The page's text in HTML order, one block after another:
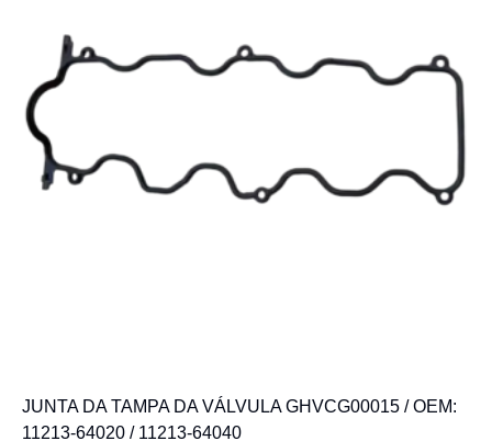
JUNTA DA TAMPA DA VÁLVULA GHVCG00015 / OEM:
11213-64020 / 11213-64040